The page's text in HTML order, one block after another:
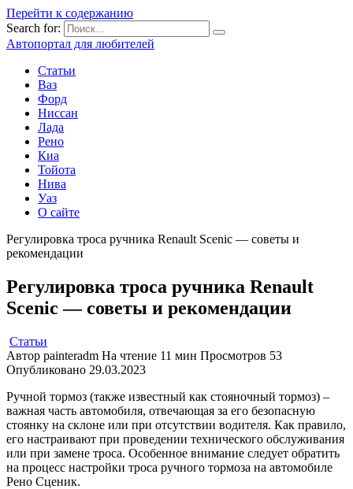
Перейти к содержанию
Search for:
Автопортал для любителей
Статьи
Ваз
Форд
Ниссан
Лада
Рено
Киа
Тойота
Нива
Уаз
О сайте
Регулировка троса ручника Renault Scenic — советы и
рекомендации
Регулировка троса ручника Renault
Scenic — советы и рекомендации
Статьи
Автор painteradm На чтение 11 мин Просмотров 53
Опубликовано 29.03.2023
Ручной тормоз (также известный как стояночный тормоз) –
важная часть автомобиля, отвечающая за его безопасную
стоянку на склоне или при отсутствии водителя. Как правило,
его настраивают при проведении технического обслуживания
или при замене троса. Особенное внимание следует обратить
на процесс настройки троса ручного тормоза на автомобиле
Рено Сценик.